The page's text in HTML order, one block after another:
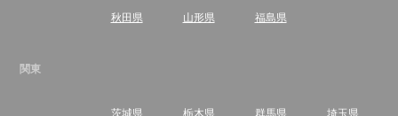
秋田県 山形県 福島県
関東
茨城県 栃木県 群馬県 埼玉県